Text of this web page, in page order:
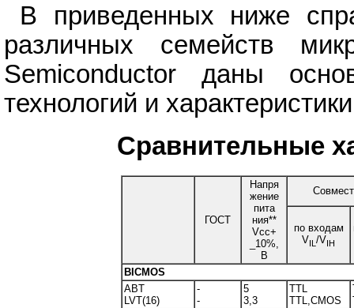
В приведенных ниже
различных семейств
Semiconductor даны
технологий и
Сравнительные
ГОСТ
Напря
жение
пита
ния**
Vcc+
_10%,
B
по входам
VIL /VIH
BICMOS
ABT
LVT(16)
-
-
5
3,3
TTL
TTL,CMOS